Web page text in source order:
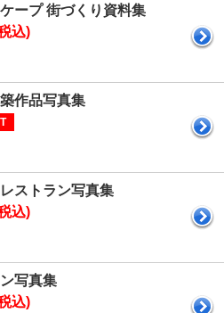
ープ 街づくり資料集
込)
作品写真集
ストラン写真集
込)
写真集
込)